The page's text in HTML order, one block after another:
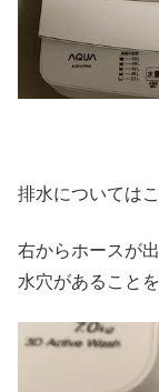
排水については
右からホースが
水穴があること